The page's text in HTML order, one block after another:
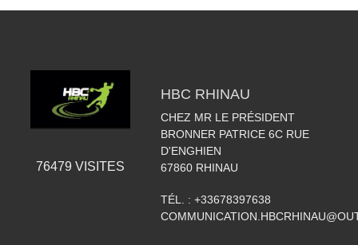
76479 VISITES
HBC RHINAU
CHEZ MR LE PRÉSIDENT
BRONNER PATRICE 6C RUE
D'ENGHIEN
67860 RHINAU
TÉL. : +33678397638